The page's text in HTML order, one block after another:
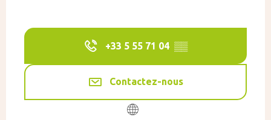
+33 5 55 71 04 ▒▒
Contactez-nous